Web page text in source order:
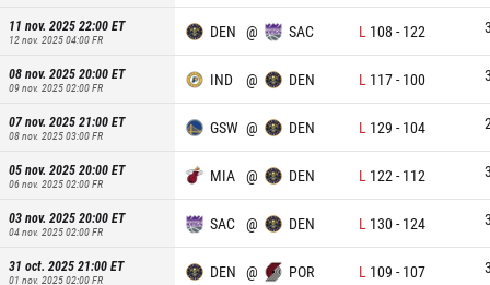
11 nov. 2025 22:00ET
12 nov. 2025 04:00FR DEN @ SAC L 108 - 122
08 nov. 2025 20:00ET
09 nov. 2025 02:00FR IND @ DEN L 117- 100
07 nov. 2025 21:00ET
08 nov. 2025 03:00FR GSW @ DEN L 129 - 104
05 nov. 2025 20:00ET
06 nov. 2025 02:00FR MIA @ DEN L 122 - 112
03 nov. 2025 20:00ET
04 nov. 2025 02:00FR SAC @ DEN L 130- 124
31 oct. 2025 21:00ET
01 nov. 2025 02:00FR DEN @ POR L 109 - 107